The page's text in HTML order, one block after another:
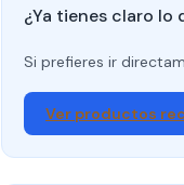
¿Ya tienes claro lo
Si prefieres ir
Ver productos